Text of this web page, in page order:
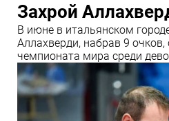
Захрой
В июне в итальянском
Аллахверди, набрав 9 очков,
чемпионата мира среди